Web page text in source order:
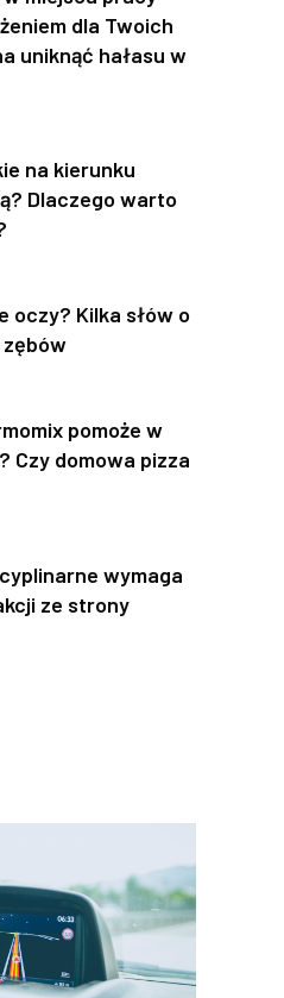
dla Twoich
uniknąć hałasu w
na kierunku
Dlaczego warto
oczy? Kilka słów o
zębów
pomoże w
Czy domowa pizza
wymaga
ze strony